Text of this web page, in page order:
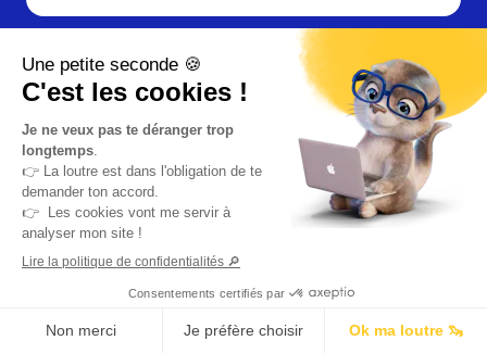
Dans l’outil tu retrouveras également
le volume et la difficulté pour chaque
mot-clé, une analyse complète de tes
concurrents !
Tout ce que tu as à faire,
c'est écrire.